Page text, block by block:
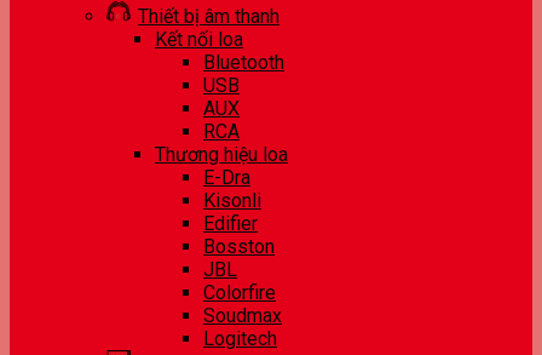
Thiết bị âm thanh
Kết nối loa
Bluetooth
USB
AUX
RCA
Thương hiệu loa
E-Dra
Kisonli
Edifier
Bosston
JBL
Colorfire
Soudmax
Logitech